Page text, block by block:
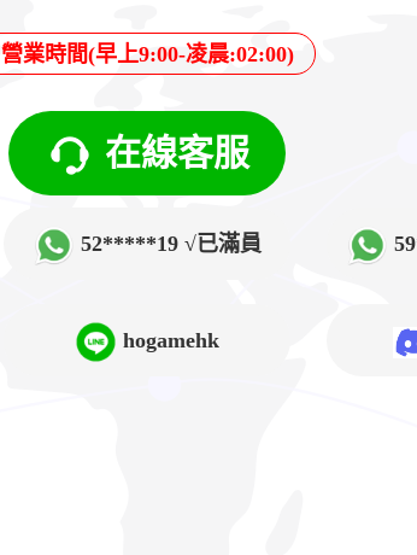
營業時間(早上9:00-凌晨:02:00)
在線客服
52*****19 √已滿員
hogamehk